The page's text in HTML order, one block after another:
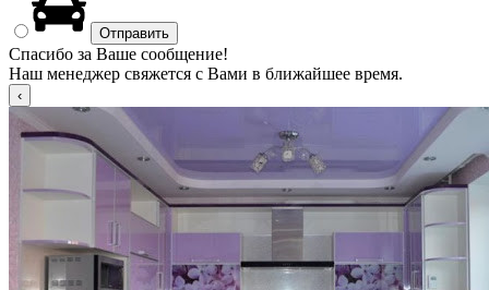
Спасибо за Ваше сообщение!
Наш менеджер свяжется с Вами в ближайшее время.